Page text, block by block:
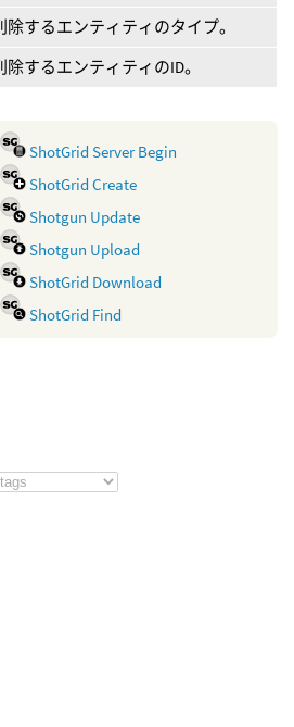
除するエンティティのタイプ。
除するエンティティのID。
ShotGrid Server Begin
ShotGrid Create
Shotgun Update
Shotgun Upload
ShotGrid Download
ShotGrid Find